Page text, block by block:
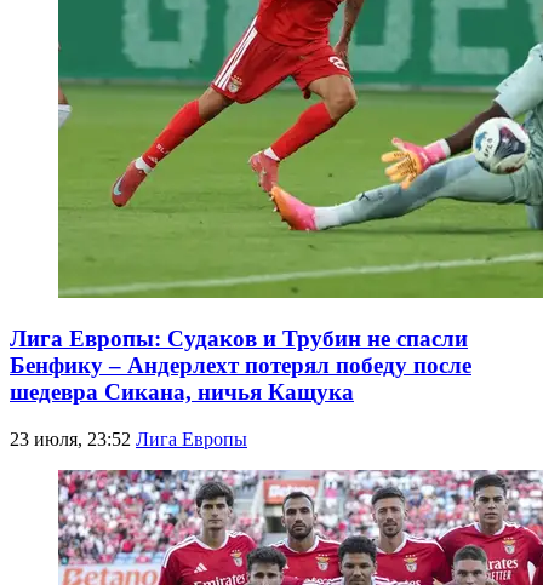
Лига Европы: Судаков и Трубин не спасли
Бенфику – Андерлехт потерял победу после
шедевра Сикана, ничья Кащука
23 июля, 23:52 Лига Европы